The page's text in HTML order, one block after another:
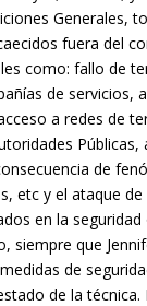
Generales,
fuera del
como: fallo de
de servicios,
a redes de
Públicas,
de
etc y el ataque de
en la
siempre que
de
de la técnica.